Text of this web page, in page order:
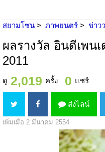
สยามโซน ภาพยนตร์ ข่าว
ผลรางวัล อินดีเพน
2011
ดู 2,019 ครั้ง 0 แชร์
ส่งไลน์
เพิ่มเมื่อ 2 มีนาคม 2554